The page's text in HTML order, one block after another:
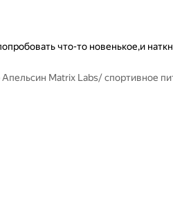
что-то новенькое,и
Matrix Labs/ спортивное